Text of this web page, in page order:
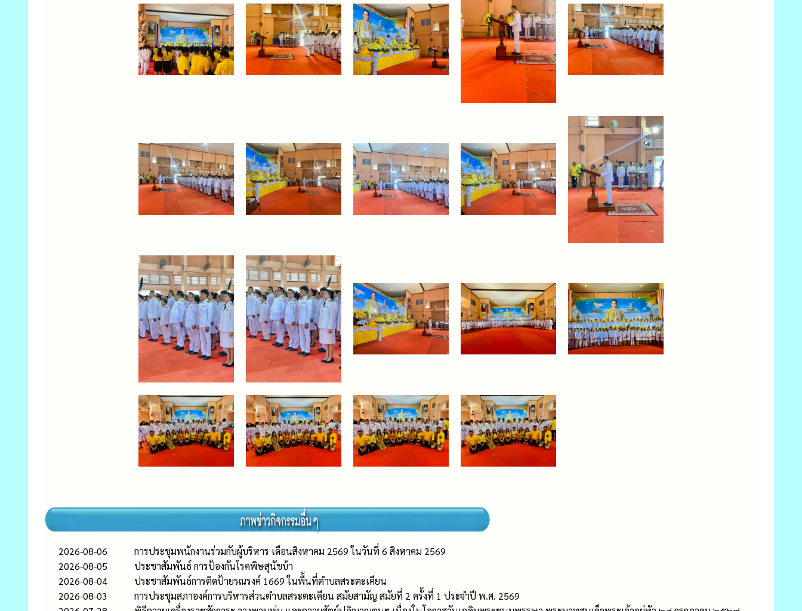
2026-08-06
การประชุมพนักงานร่วมกับผู้บริหาร เดือนสิงหาคม 2569 ในวันที่ 6 สิงหาคม 2569
2026-08-05
ประชาสัมพันธ์ การป้องกันโรคพิษสุนัขบ้า
2026-08-04
ประชาสัมพันธ์การติดป้ายรณรงค์ 1669 ในพื้นที่ตำบลสระตะเคียน
2026-08-03
การประชุมสภาองค์การบริหารส่วนตำบลสระตะเคียน สมัยสามัญ สมัยที่ 2 ครั้งที่ 1 ประจำปี พ.ศ. 2569